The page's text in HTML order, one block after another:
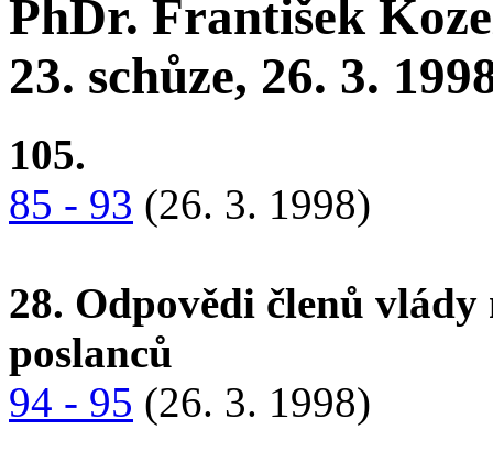
PhDr. František
23. schůze, 26. 3.
105.
85 - 93 (26. 3. 1998)
28. Odpovědi členů vlády
poslanců
94 - 95 (26. 3. 1998)